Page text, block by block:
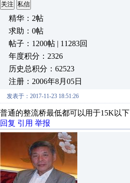
关注 私信
精华：2帖
求助：0帖
帖子：1200帖 | 11283回
年度积分：2326
历史总积分：62523
注册：2006年8月05日
发表于：2017-11-23 18:51:26
普通的整流桥最低都可以用于15K以下
回复 引用 举报